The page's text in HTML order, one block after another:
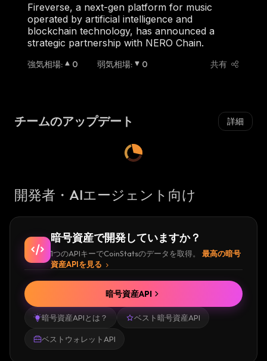
Fireverse, a next-gen platform for music
operated by artificial intelligence and
blockchain technology, has announced a
strategic partnership with NERO Chain.
強気相場: 0 弱気相場: 0 共有
チームのアップデート 詳細
開発者・AIエージェント向け
暗号資産で開発していますか？
1つのAPIキーでCoinStatsのデータを取得。
最高の暗号
資産APIを見る
暗号資産APIとは？ ベスト暗号資産API
ベストウォレットAPI
暗号資産API